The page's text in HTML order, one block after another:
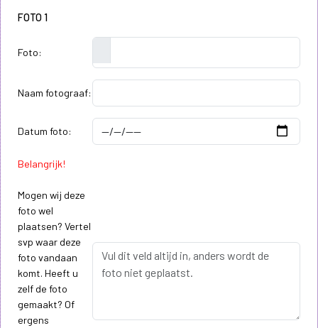
FOTO 1
Foto:
Naam fotograaf:
Datum foto:
Belangrijk!
Mogen wij deze
foto wel
plaatsen? Vertel
svp waar deze
foto vandaan
komt. Heeft u
zelf de foto
gemaakt? Of
ergens